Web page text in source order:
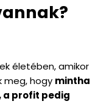
életében, amikor
meg, hogy mintha
a profit pedig